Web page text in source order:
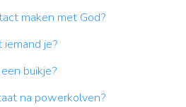
maken met God?
je?
buikje?
na powerkolven?